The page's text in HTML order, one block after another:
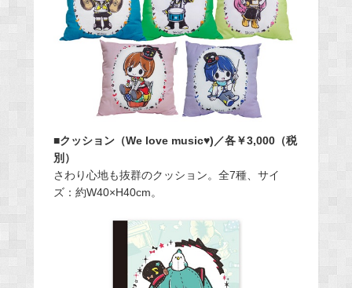
■クッション（We love music♥)／各￥3,000（税
別）
さわり心地も抜群のクッション。全7種、サイ
ズ：約W40×H40cm。